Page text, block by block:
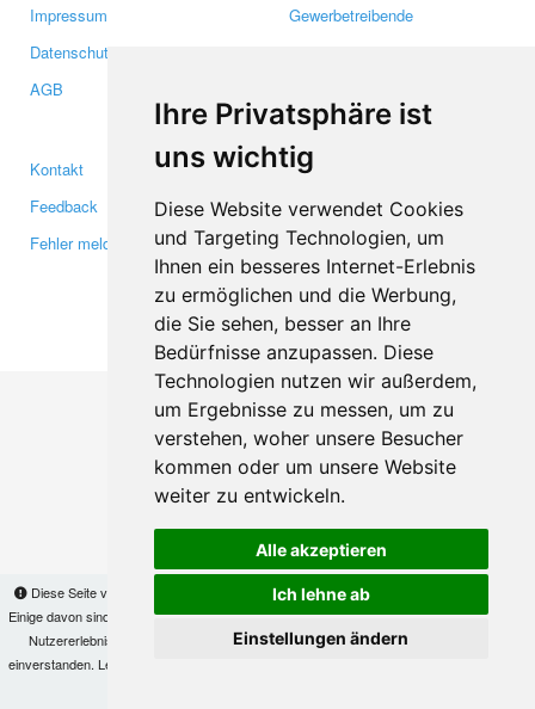
Ihre Privatsphäre ist
uns wichtig
Diese Website verwendet Cookies
und Targeting Technologien, um
Ihnen ein besseres Internet-Erlebnis
zu ermöglichen und die Werbung,
die Sie sehen, besser an Ihre
Bedürfnisse anzupassen. Diese
Technologien nutzen wir außerdem,
um Ergebnisse zu messen, um zu
verstehen, woher unsere Besucher
kommen oder um unsere Website
weiter zu entwickeln.
Alle akzeptieren
Ich lehne ab
Einstellungen ändern
Diese Seite verwendet Cookies, um Informationen auf Ihrem Computer zu speichern.
Einige davon sind notwendig, damit unsere Seite funktioniert, andere helfen uns dabei, das
Nutzererlebnis zu verbessern. Mit der Nutzung dieser Seite erklären Sie sich damit
einverstanden. Lesen Sie unsere
Impressum
Datenschutzerklärung
AGB
Gewerbetreibende
Medien
Kontakt
Feedback
Fehler melden
Facebook
Twitter
YouTube
Google+
Makis© Copyright 2026